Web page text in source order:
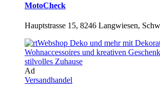
MotoCheck
Hauptstrasse 15, 8246 Langwiesen,
Ad
Versandhandel